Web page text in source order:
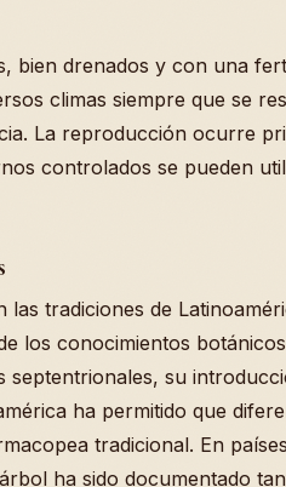
bien drenados y con una
climas siempre que se
La reproducción ocurre
controlados se pueden
las tradiciones de
los conocimientos
septentrionales, su
ha permitido que
tradicional. En
ha sido documentado